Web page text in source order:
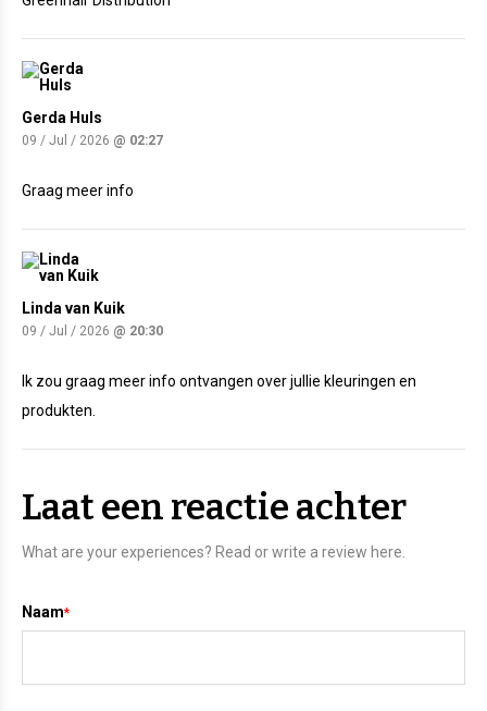
Gerda Huls
09 / Jul / 2026 @ 02:27
Graag meer info
Linda van Kuik
09 / Jul / 2026 @ 20:30
Ik zou graag meer info ontvangen over jullie kleuringen en
produkten.
Laat een reactie achter
What are your experiences? Read or write a review here.
Naam*